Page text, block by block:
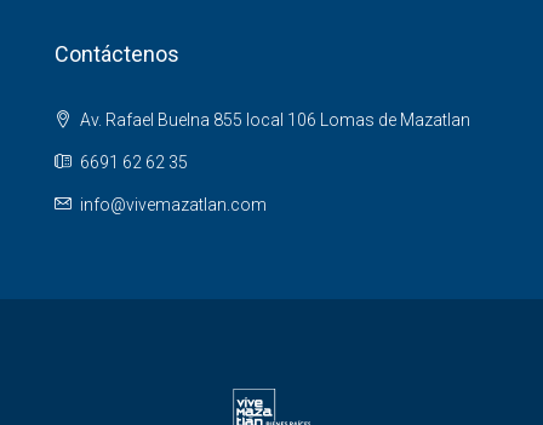
Contáctenos
Av. Rafael Buelna 855 local 106 Lomas de Mazatlan
6691 62 62 35
info@vivemazatlan.com